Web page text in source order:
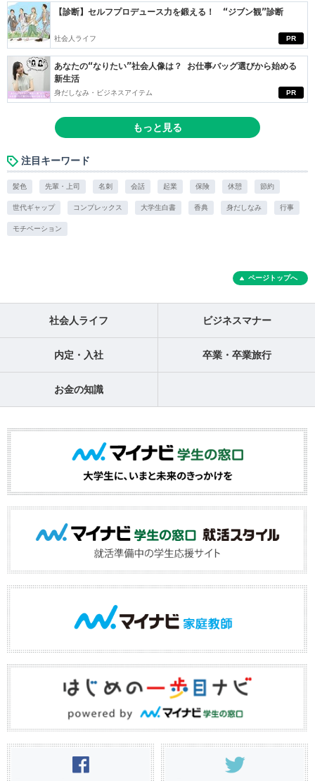
PR
【診断】セルフプロデュース力を鍛える！ “ジブン観”診断
社会人ライフ
PR
あなたの“なりたい”社会人像は？ お仕事バッグ選びから始める
新生活
身だしなみ・ビジネスアイテム
もっと見る
注目キーワード
髪色 先輩・上司 名刺 会話 起業 保険 休憩 節約
世代ギャップ コンプレックス 大学生白書 香典 身だしなみ 行事
モチベーション
ページトップへ
社会人ライフ ビジネスマナー
内定・入社 卒業・卒業旅行
お金の知識